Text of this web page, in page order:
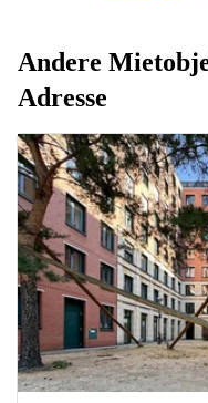
Andere
Adresse